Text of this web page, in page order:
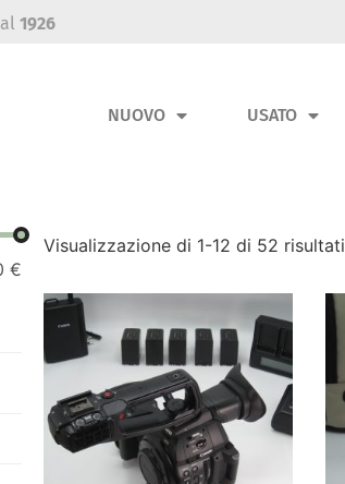
1926
NUOVO USATO
€
Visualizzazione di 1-12 di 52 risultati